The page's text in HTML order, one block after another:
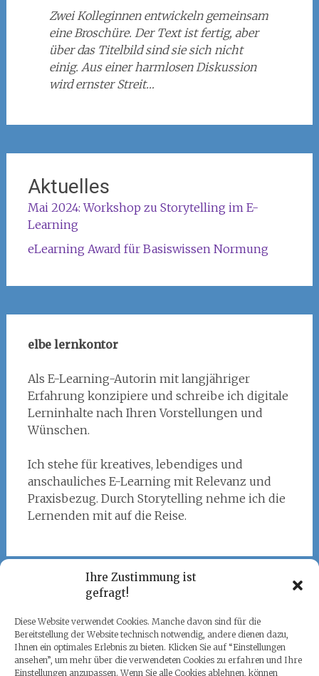
Ihre Zustimmung ist
gefragt!
Diese Website verwendet Cookies. Manche davon sind für die
Bereitstellung der Website technisch notwendig, andere dienen dazu,
Ihnen ein optimales Erlebnis zu bieten. Klicken Sie auf “Einstellungen
ansehen”, um mehr über die verwendeten Cookies zu erfahren und Ihre
Einstellungen anzupassen. Wenn Sie alle Cookies ablehnen, können
Zwei Kolleginnen entwickeln gemeinsam
eine Broschüre. Der Text ist fertig, aber
über das Titelbild sind sie sich nicht
einig. Aus einer harmlosen Diskussion
wird ernster Streit…
Aktuelles
Mai 2024: Workshop zu Storytelling im E-
Learning
eLearning Award für Basiswissen Normung
elbe lernkontor
Als E-Learning-Autorin mit langjähriger
Erfahrung konzipiere und schreibe ich digitale
Lerninhalte nach Ihren Vorstellungen und
Wünschen.
Ich stehe für kreatives, lebendiges und
anschauliches E-Learning mit Relevanz und
Praxisbezug. Durch Storytelling nehme ich die
Lernenden mit auf die Reise.
Über diese Seite
Impressum